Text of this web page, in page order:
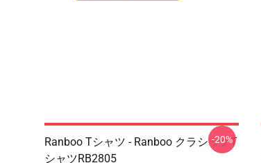
Ranboo Tシャツ - Ranboo クラシックT
シャツRB2805
-20%